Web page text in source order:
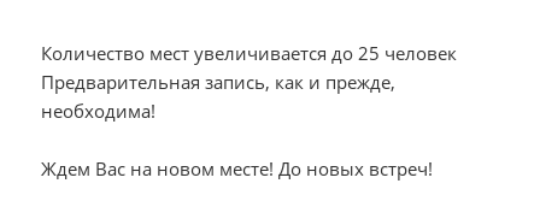
Количество мест увеличивается до 25 человек
Предварительная запись, как и прежде,
необходима!
Ждем Вас на новом месте! До новых встреч!